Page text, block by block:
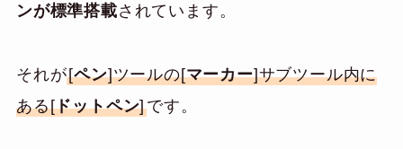
ンが標準搭載されています。
それが[ペン]ツールの[マーカー]サブツール内に
ある[ドットペン]です。